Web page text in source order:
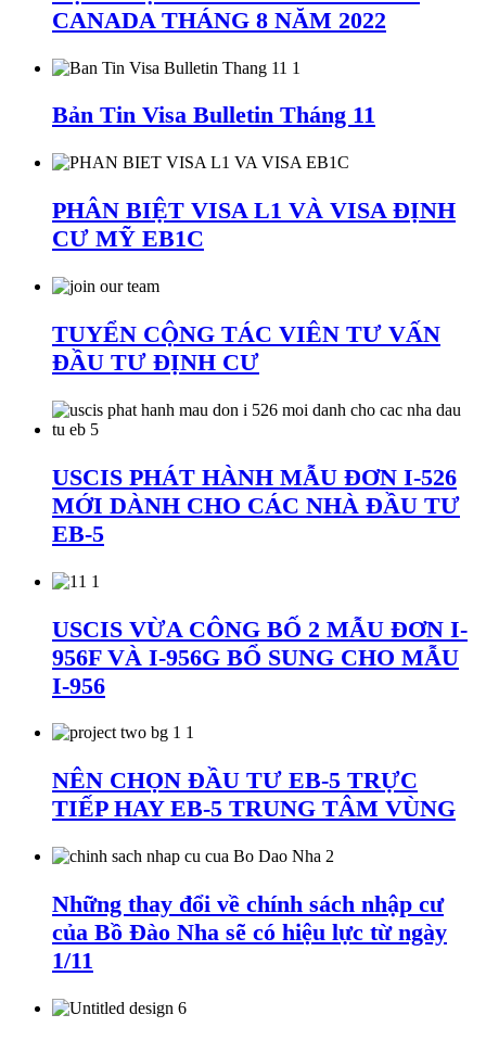
CANADA THÁNG 8 NĂM 2022
Bản Tin Visa Bulletin Tháng 11
PHÂN BIỆT VISA L1 VÀ VISA ĐỊNH
CƯ MỸ EB1C
TUYỂN CỘNG TÁC VIÊN TƯ VẤN
ĐẦU TƯ ĐỊNH CƯ
USCIS PHÁT HÀNH MẪU ĐƠN I-526
MỚI DÀNH CHO CÁC NHÀ ĐẦU TƯ
EB-5
USCIS VỪA CÔNG BỐ 2 MẪU ĐƠN I-
956F VÀ I-956G BỔ SUNG CHO MẪU
I-956
NÊN CHỌN ĐẦU TƯ EB-5 TRỰC
TIẾP HAY EB-5 TRUNG TÂM VÙNG
Những thay đổi về chính sách nhập cư
của Bồ Đào Nha sẽ có hiệu lực từ ngày
1/11